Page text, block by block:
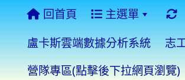
回首頁 主選單
盧卡斯雲端數據分析系統
志
營隊專區(點擊後下拉網頁瀏覽)